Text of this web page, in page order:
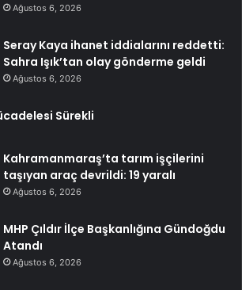
Ağustos 6, 2026
Seray Kaya ihanet iddialarını reddetti:
Sahra Işık’tan olay gönderme geldi
Ağustos 6, 2026
Sürekli
Kahramanmaraş’ta tarım işçilerini
taşıyan araç devrildi: 19 yaralı
Ağustos 6, 2026
MHP Çıldır İlçe Başkanlığına Gündoğdu
Atandı
Ağustos 6, 2026